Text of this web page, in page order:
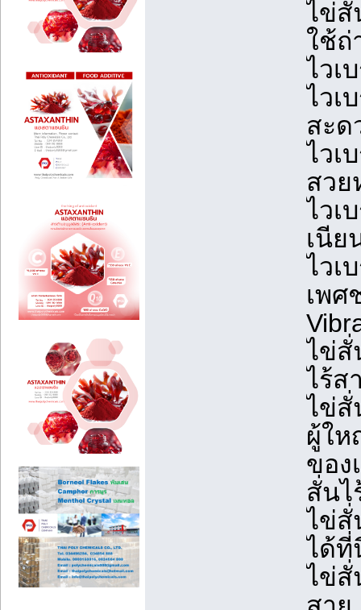
ไข่สั่
ใช้ถ่
ไวเ
ไวเ
สะด
ไวเ
สวย
ไวเ
เนีย
ไวเ
เพศ
ไข่สั่
ไร้ส
ไข่สั่
ผู้ให
ของ
สั่น
ไข่สั่
ได้ที่
ไข่สั่